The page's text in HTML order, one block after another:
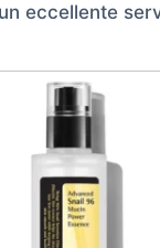
eccellente